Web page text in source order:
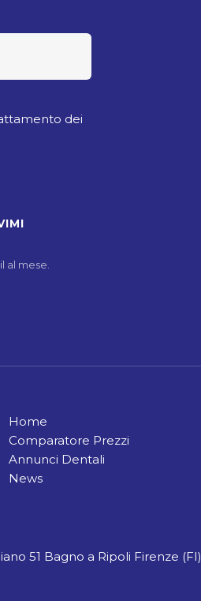
dei
al mese.
Home
Comparatore Prezzi
Annunci Dentali
News
51 Bagno a Ripoli Firenze (FI)